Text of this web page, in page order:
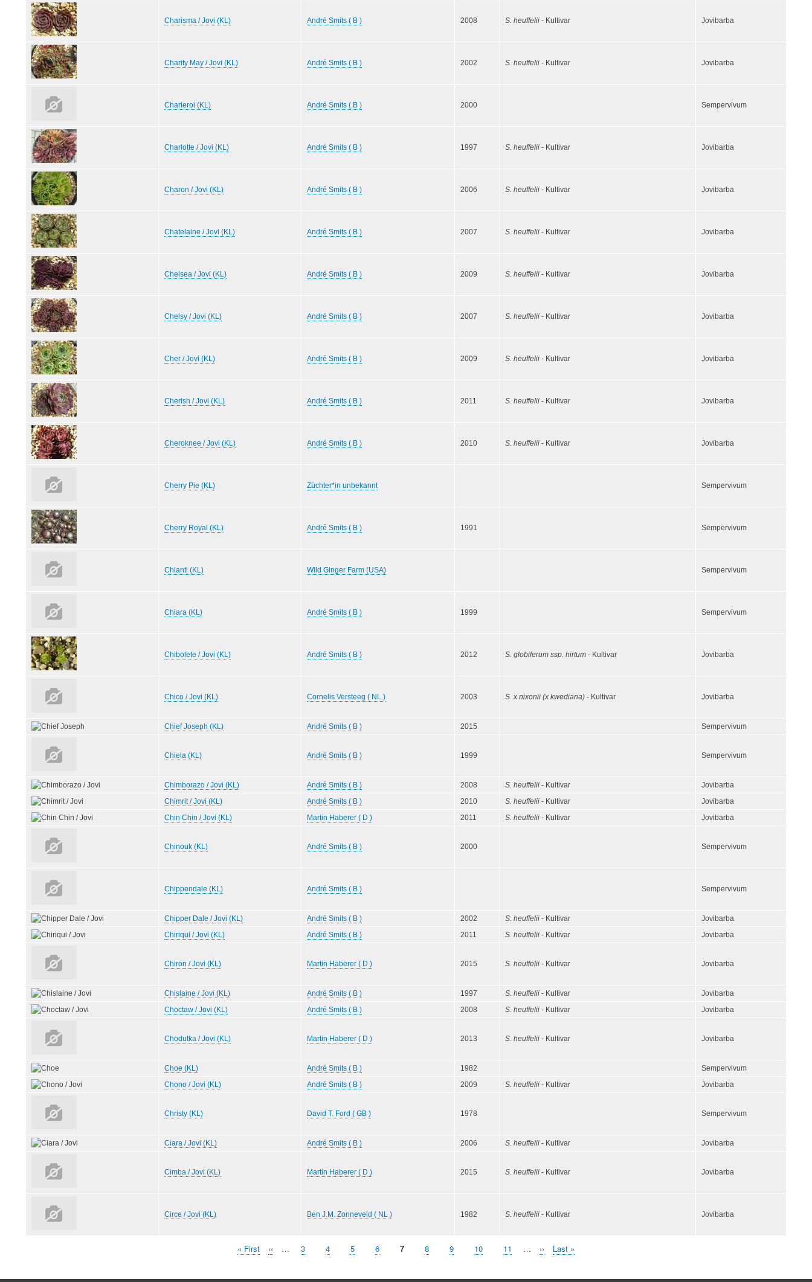
Charisma / Jovi (KL) André Smits ( B ) 2008 S. heuffelii - Kultivar Jovibarba
Charity May / Jovi (KL) André Smits ( B ) 2002 S. heuffelii - Kultivar Jovibarba
Charleroi (KL) André Smits ( B ) 2000 Sempervivum
Charlotte / Jovi (KL) André Smits ( B ) 1997 S. heuffelii - Kultivar Jovibarba
Charon / Jovi (KL) André Smits ( B ) 2006 S. heuffelii - Kultivar Jovibarba
Chatelaine / Jovi (KL) André Smits ( B ) 2007 S. heuffelii - Kultivar Jovibarba
Chelsea / Jovi (KL) André Smits ( B ) 2009 S. heuffelii - Kultivar Jovibarba
Chelsy / Jovi (KL) André Smits ( B ) 2007 S. heuffelii - Kultivar Jovibarba
Cher / Jovi (KL) André Smits ( B ) 2009 S. heuffelii - Kultivar Jovibarba
Cherish / Jovi (KL) André Smits ( B ) 2011 S. heuffelii - Kultivar Jovibarba
Cheroknee / Jovi (KL) André Smits ( B ) 2010 S. heuffelii - Kultivar Jovibarba
Cherry Pie (KL) Züchter*in unbekannt Sempervivum
Cherry Royal (KL) André Smits ( B ) 1991 Sempervivum
Chianti (KL) Wild Ginger Farm (USA) Sempervivum
Chiara (KL) André Smits ( B ) 1999 Sempervivum
Chibolete / Jovi (KL) André Smits ( B ) 2012 S. globiferum ssp. hirtum - Kultivar Jovibarba
Chico / Jovi (KL) Cornelis Versteeg ( NL ) 2003 S. x nixonii (x kwediana) - Kultivar Jovibarba
Chief Joseph (KL) André Smits ( B ) 2015 Sempervivum
Chiela (KL) André Smits ( B ) 1999 Sempervivum
Chimborazo / Jovi (KL) André Smits ( B ) 2008 S. heuffelii - Kultivar
Jovibarba
Chimrit / Jovi (KL)
André Smits ( B ) 2010 S. heuffelii - Kultivar
Jovibarba
Chin Chin / Jovi (KL)
Martin Haberer ( D ) 2011 S. heuffelii - Kultivar Jovibarba
Chinouk (KL) André Smits ( B ) 2000 Sempervivum
Chippendale (KL) André Smits ( B ) Sempervivum
Chipper Dale / Jovi (KL) André Smits ( B ) 2002 S. heuffelii - Kultivar
Jovibarba
Chiriqui / Jovi (KL)
André Smits ( B ) 2011 S. heuffelii - Kultivar Jovibarba
Chiron / Jovi (KL) Martin Haberer ( D ) 2015 S. heuffelii - Kultivar Jovibarba
Chislaine / Jovi (KL) André Smits ( B ) 1997 S. heuffelii - Kultivar
Jovibarba
Choctaw / Jovi (KL)
André Smits ( B ) 2008 S. heuffelii - Kultivar Jovibarba
Chodutka / Jovi (KL) Martin Haberer ( D ) 2013 S. heuffelii - Kultivar Jovibarba
Choe (KL) André Smits ( B ) 1982
Sempervivum
Chono / Jovi (KL)
André Smits ( B ) 2009 S. heuffelii - Kultivar Jovibarba
Christy (KL) David T. Ford ( GB ) 1978 Sempervivum
Ciara / Jovi (KL) André Smits ( B ) 2006 S. heuffelii - Kultivar Jovibarba
Cimba / Jovi (KL) Martin Haberer ( D ) 2015 S. heuffelii - Kultivar Jovibarba
Circe / Jovi (KL) Ben J.M. Zonneveld ( NL ) 1982 S. heuffelii - Kultivar Jovibarba
Erste
« First
Vorherige
‹‹ … Seite
3 Seite
4 Seite
5 Seite
6
Aktuelle
7 Seite
8 Seite
9 Seite
10 Seite
11 …
Nächste
››
Letzte
Last »